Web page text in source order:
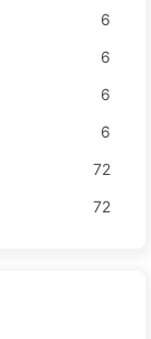
6
6
6
6
72
72